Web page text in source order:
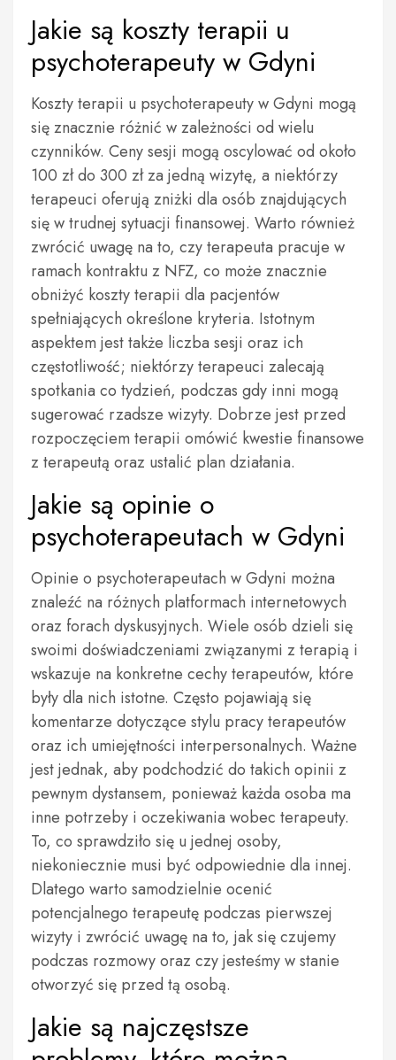
Jakie są koszty terapii u
psychoterapeuty w Gdyni
Koszty terapii u psychoterapeuty w Gdyni mogą
się znacznie różnić w zależności od wielu
czynników. Ceny sesji mogą oscylować od około
100 zł do 300 zł za jedną wizytę, a niektórzy
terapeuci oferują zniżki dla osób znajdujących
się w trudnej sytuacji finansowej. Warto również
zwrócić uwagę na to, czy terapeuta pracuje w
ramach kontraktu z NFZ, co może znacznie
obniżyć koszty terapii dla pacjentów
spełniających określone kryteria. Istotnym
aspektem jest także liczba sesji oraz ich
częstotliwość; niektórzy terapeuci zalecają
spotkania co tydzień, podczas gdy inni mogą
sugerować rzadsze wizyty. Dobrze jest przed
rozpoczęciem terapii omówić kwestie finansowe
z terapeutą oraz ustalić plan działania.
Jakie są opinie o
psychoterapeutach w Gdyni
Opinie o psychoterapeutach w Gdyni można
znaleźć na różnych platformach internetowych
oraz forach dyskusyjnych. Wiele osób dzieli się
swoimi doświadczeniami związanymi z terapią i
wskazuje na konkretne cechy terapeutów, które
były dla nich istotne. Często pojawiają się
komentarze dotyczące stylu pracy terapeutów
oraz ich umiejętności interpersonalnych. Ważne
jest jednak, aby podchodzić do takich opinii z
pewnym dystansem, ponieważ każda osoba ma
inne potrzeby i oczekiwania wobec terapeuty.
To, co sprawdziło się u jednej osoby,
niekoniecznie musi być odpowiednie dla innej.
Dlatego warto samodzielnie ocenić
potencjalnego terapeutę podczas pierwszej
wizyty i zwrócić uwagę na to, jak się czujemy
podczas rozmowy oraz czy jesteśmy w stanie
otworzyć się przed tą osobą.
Jakie są najczęstsze